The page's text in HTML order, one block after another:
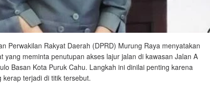
Perwakilan Rakyat Daerah (DPRD) Murung Raya menyatakan
yang meminta penutupan akses lajur jalan di kawasan Jalan A
Basan Kota Puruk Cahu. Langkah ini dinilai penting karena
terjadi di titik tersebut.